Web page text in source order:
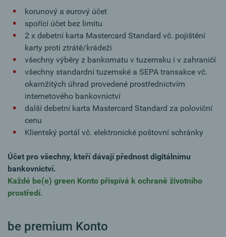
korunový a eurový účet
spořící účet bez limitu
2 x debetní karta Mastercard Standard vč. pojištění
karty proti ztrátě/krádeži
všechny výběry z bankomatu v tuzemsku i v zahraničí
všechny standardní tuzemské a SEPA transakce vč.
okamžitých úhrad provedené prostřednictvím
internetového bankovnictví
další debetní karta Mastercard Standard za poloviční
cenu
Klientský portál vč. elektronické poštovní schránky
Účet pro všechny, kteří dávají přednost digitálnímu
bankovnictví.
Každé be(e) green Konto přispívá k ochraně životního
prostředí.
be premium Konto